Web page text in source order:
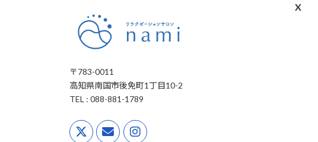
〒783-0011
高知県南国市後免町1丁目10-2
TEL : 088-881-1789
X